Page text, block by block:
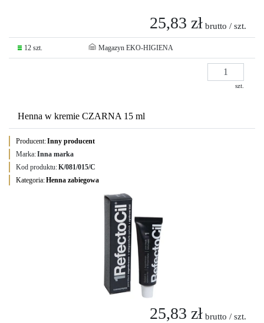
25,83 zł brutto / szt.
12 szt. Magazyn EKO-HIGIENA
szt.
Henna w kremie CZARNA 15 ml
Producent:Inny producent
Marka:Inna marka
Kod produktu:K/081/015/C
Kategoria:Henna zabiegowa
25,83 zł brutto / szt.